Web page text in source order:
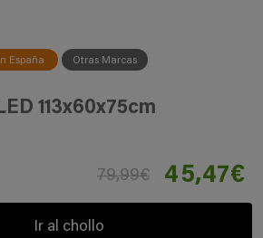
España Otras Marcas
113x60x75cm
79,99€ 45,47€
Ir al chollo